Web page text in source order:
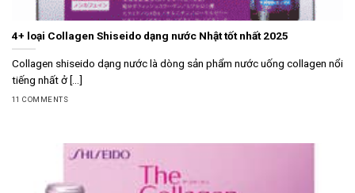
4+ loại Collagen Shiseido dạng nước Nhật tốt nhất 2025
Collagen shiseido dạng nước là dòng sản phẩm nước uống collagen nổi
tiếng nhất ở [...]
11 COMMENTS